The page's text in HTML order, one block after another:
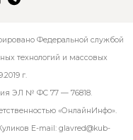
Федеральной службой
технологий и массовых
г.
ЭЛ № ФС 77 — 76818.
«ОнлайнИнфо».
E-mail: glavred@kub-